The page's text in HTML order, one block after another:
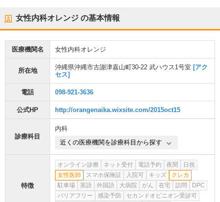
女性内科オレンジ の基本情報
医療機関名 女性内科オレンジ
所在地 沖縄県沖縄市古謝津嘉山町30-22 武ハウス1号室 [アク
セス]
電話 098-921-3636
公式HP http://orangenaika.wixsite.com/2015oct15
診療科目
内科
近くの医療機関を診療科目から探す
特徴
オンライン診療 ネット受付 電話予約 夜間
日祝
女性医師
スマホ保険証 入院可 キッズ
クレカ
駐車場
英語 外国語 大病院 がん 在宅 訪問
DPC
バリアフリー
感染予防
セカンドオピニオン受診可